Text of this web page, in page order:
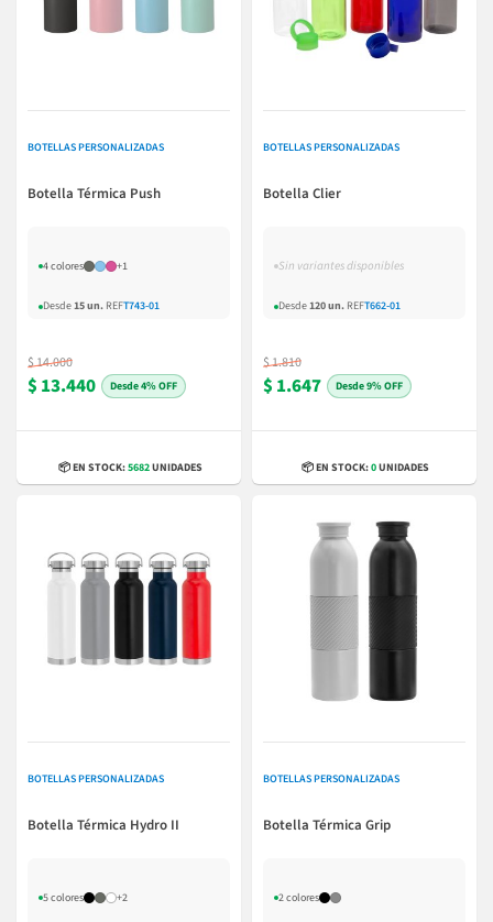
BOTELLAS PERSONALIZADAS
Botella Térmica Push
4 colores +1
Desde15 un. REFT743-01
$ 14.000
$ 13.440 4% OFF
📦 EN STOCK:5682UNIDADES
BOTELLAS PERSONALIZADAS
Botella Clier
Sin variantes disponibles
Desde120 un. REFT662-01
$ 1.810
$ 1.647 9% OFF
📦 EN STOCK:0UNIDADES
BOTELLAS PERSONALIZADAS
Botella Térmica Hydro II
5 colores +2
BOTELLAS PERSONALIZADAS
Botella Térmica Grip
2 colores